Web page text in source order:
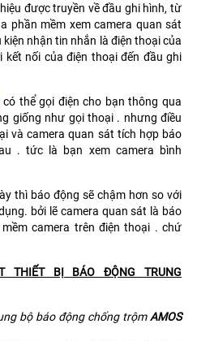
được truyền về đầu ghi hình, từ
phần mềm xem camera quan sát
nhận tin nhắn là điện thoại của
kết nối của điện thoại đến đầu ghi
có thể gọi điện cho bạn thông qua
giống như gọi thoại . nhưng điều
và camera quan sát tích hợp báo
. tức là bạn xem camera bình
thì báo động sẽ chậm hơn so với
bởi lẽ camera quan sát là báo
camera trên điện thoại . chứ
THIẾT BỊ BÁO ĐỘNG TRUNG
bộ báo động chống trộmAMOS